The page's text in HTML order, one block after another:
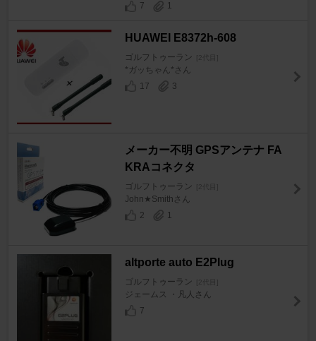
7
1
HUAWEI E8372h-608
ゴルフトゥーラン [2代目]
*ガッちゃん*さん
17
3
メーカー不明 GPSアンテナ FA
KRAコネクタ
ゴルフトゥーラン [2代目]
John★Smithさん
2
1
altporte auto E2Plug
ゴルフトゥーラン [2代目]
ジェームス ・凡人さん
7